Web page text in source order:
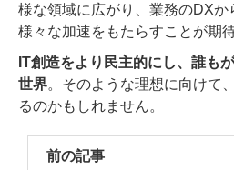
様な領域に広がり、業務のDXか
様々な加速をもたらすことが期
IT創造をより民主的にし、誰も
世界。そのような理想に向けて
るのかもしれません。
前の記事